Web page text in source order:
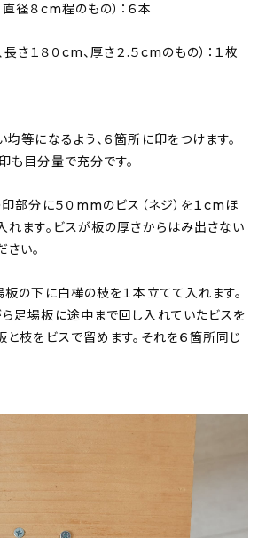
直径８cm程のもの）：６本
長さ１８０cm、厚さ２.５cmのもの）：１枚
均等になるよう、６箇所に印をつけます。
も目分量で充分です。
印部分に５０mmのビス（ネジ）を１cmほ
れます。ビスが板の厚さからはみ出さない
い。
板の下に白樺の枝を１本立てて入れます。
足場板に途中まで回し入れていたビスを
と枝をビスで留めます。それを６箇所同じ